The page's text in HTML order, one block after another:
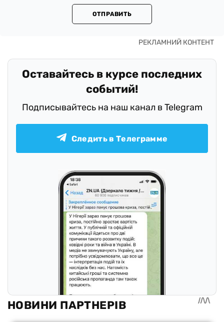
ОТПРАВИТЬ
Оставайтесь в курсе последних
событий!
Подписывайтесь на наш канал в Telegram
Следить в Телеграмме